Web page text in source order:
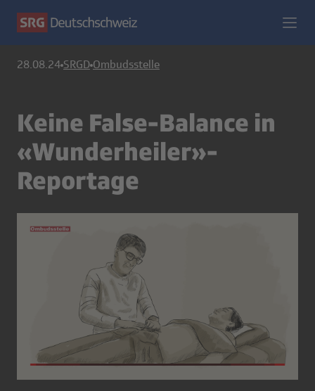
28.08.24 SRGD Ombudsstelle
Keine False-Balance in
«Wunderheiler»-
Reportage